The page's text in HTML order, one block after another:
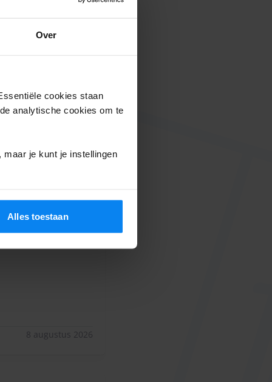
Over
cookies staan
analytische cookies om te
je kunt je instellingen
Alles toestaan
08-2026 10
Als we nog
8 augustus 2026